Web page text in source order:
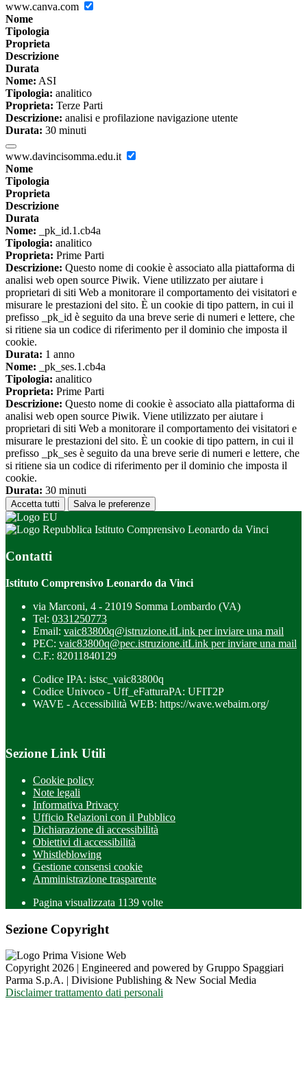
www.canva.com
Nome
Tipologia
Proprieta
Descrizione
Durata
Nome: ASI
Tipologia: analitico
Proprieta: Terze Parti
Descrizione: analisi e profilazione navigazione utente
Durata: 30 minuti
www.davincisomma.edu.it
Nome
Tipologia
Proprieta
Descrizione
Durata
Nome: _pk_id.1.cb4a
Tipologia: analitico
Proprieta: Prime Parti
Descrizione: Questo nome di cookie è associato alla piattaforma di
analisi web open source Piwik. Viene utilizzato per aiutare i
proprietari di siti Web a monitorare il comportamento dei visitatori e
misurare le prestazioni del sito. È un cookie di tipo pattern, in cui il
prefisso _pk_id è seguito da una breve serie di numeri e lettere, che
si ritiene sia un codice di riferimento per il dominio che imposta il
cookie.
Durata: 1 anno
Nome: _pk_ses.1.cb4a
Tipologia: analitico
Proprieta: Prime Parti
Descrizione: Questo nome di cookie è associato alla piattaforma di
analisi web open source Piwik. Viene utilizzato per aiutare i
proprietari di siti Web a monitorare il comportamento dei visitatori e
misurare le prestazioni del sito. È un cookie di tipo pattern, in cui il
prefisso _pk_ses è seguito da una breve serie di numeri e lettere, che
si ritiene sia un codice di riferimento per il dominio che imposta il
cookie.
Durata: 30 minuti
Accetta tutti Salva le preferenze
Istituto Comprensivo Leonardo da Vinci
Contatti
Istituto Comprensivo Leonardo da Vinci
via Marconi, 4 - 21019 Somma Lombardo (VA)
Tel: 0331250773
Email: vaic83800q@istruzione.itLink per inviare una mail
PEC: vaic83800q@pec.istruzione.itLink per inviare una mail
C.F.: 82011840129
Codice IPA: istsc_vaic83800q
Codice Univoco - Uff_eFatturaPA: UFIT2P
WAVE - Accessibilità WEB: https://wave.webaim.org/
Sezione Link Utili
Cookie policy
Note legali
Informativa Privacy
Ufficio Relazioni con il Pubblico
Dichiarazione di accessibilità
Obiettivi di accessibilità
Whistleblowing
Gestione consensi cookie
Amministrazione trasparente
Pagina visualizzata 1139 volte
Sezione Copyright
Copyright 2026 | Engineered and powered by Gruppo Spaggiari
Parma S.p.A. | Divisione Publishing & New Social Media
Disclaimer trattamento dati personali